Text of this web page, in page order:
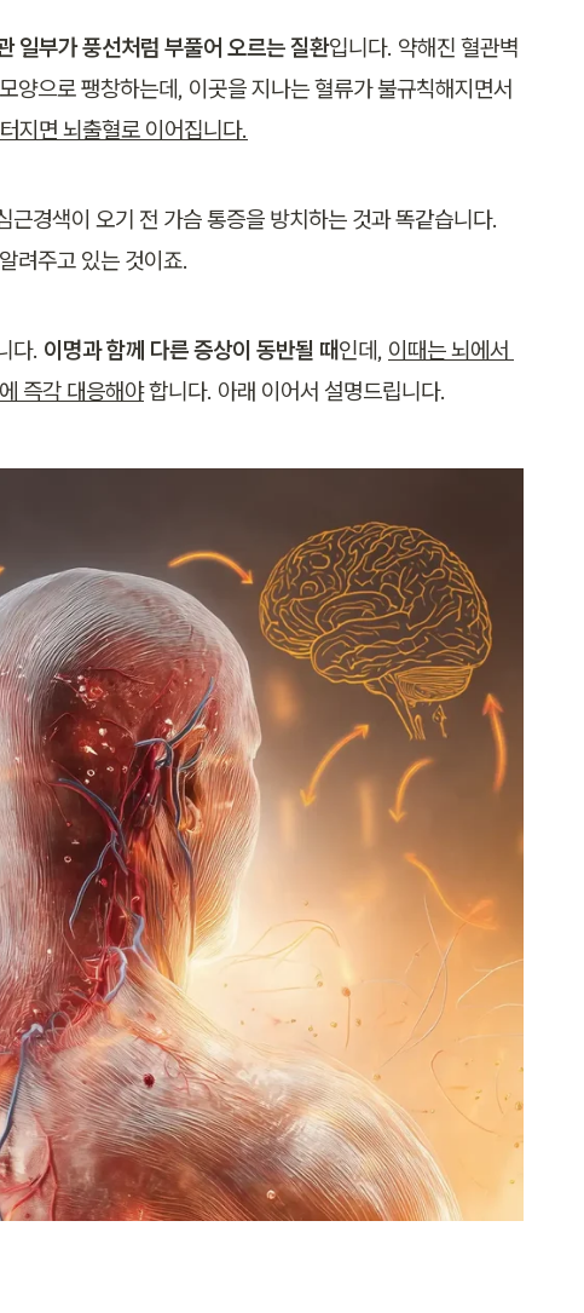
일부가 풍선처럼 부풀어 오르는 질환입니다. 약해진 혈관벽
양으로 팽창하는데, 이곳을 지나는 혈류가 불규칙해지면서
지면 뇌출혈로 이어집니다.
근경색이 오기 전 가슴 통증을 방치하는 것과 똑같습니다.
려주고 있는 것이죠.
다. 이명과 함께 다른 증상이 동반될 때인데, 이때는 뇌에서
즉각 대응해야 합니다. 아래 이어서 설명드립니다.